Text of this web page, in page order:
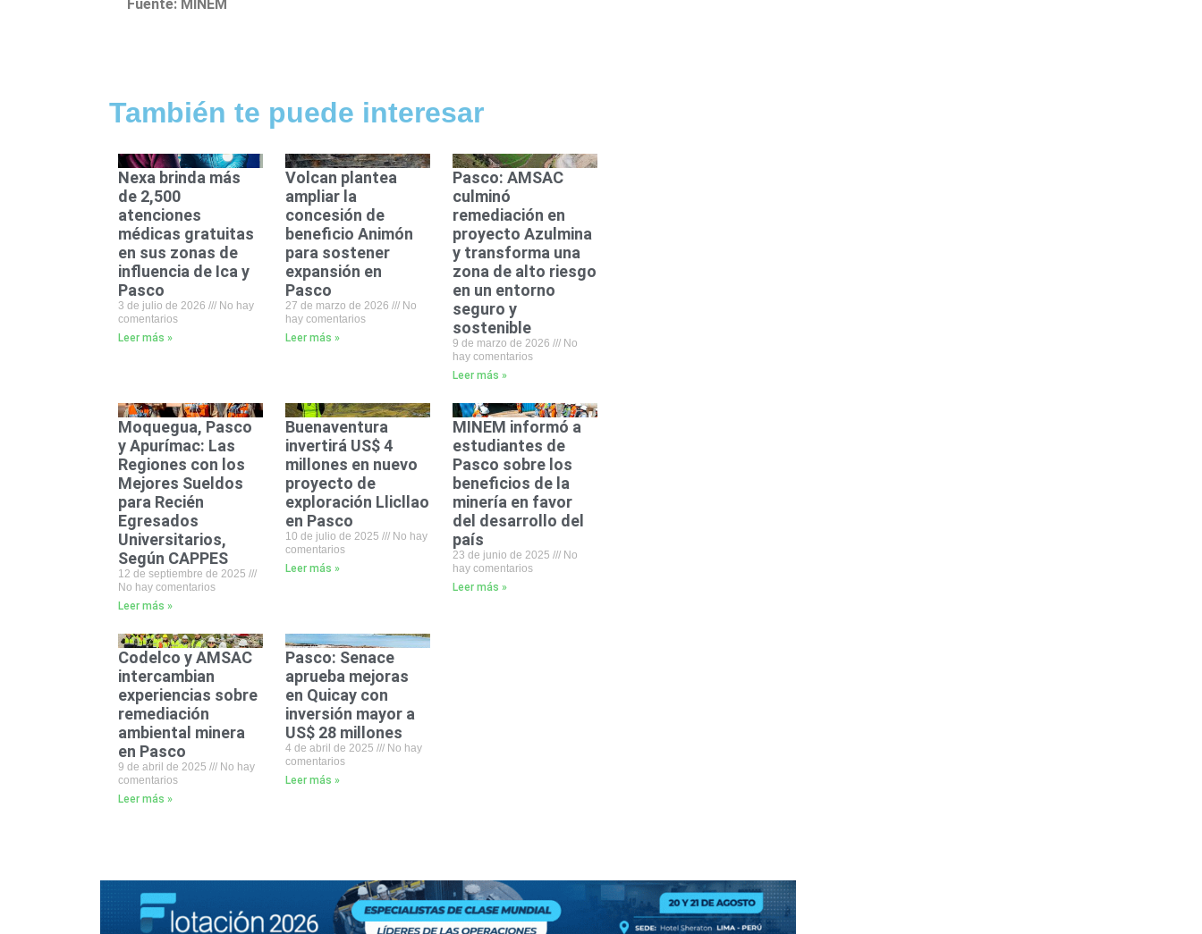
Fuente: MINEM
También te puede interesar
Nexa brinda más
de 2,500
atenciones
médicas gratuitas
en sus zonas de
influencia de Ica y
Pasco
3 de julio de 2026
No hay
comentarios
Leer más »
Volcan plantea
ampliar la
concesión de
beneficio Animón
para sostener
expansión en
Pasco
27 de marzo de 2026
No
hay comentarios
Leer más »
Pasco: AMSAC
culminó
remediación en
proyecto Azulmina
y transforma una
zona de alto riesgo
en un entorno
seguro y
sostenible
9 de marzo de 2026
No
hay comentarios
Leer más »
Moquegua, Pasco
y Apurímac: Las
Regiones con los
Mejores Sueldos
para Recién
Egresados
Universitarios,
Según CAPPES
12 de septiembre de 2025
No hay comentarios
Leer más »
Buenaventura
invertirá US$ 4
millones en nuevo
proyecto de
exploración Llicllao
en Pasco
10 de julio de 2025
No hay
comentarios
Leer más »
MINEM informó a
estudiantes de
Pasco sobre los
beneficios de la
minería en favor
del desarrollo del
país
23 de junio de 2025
No
hay comentarios
Leer más »
Codelco y AMSAC
intercambian
experiencias sobre
remediación
ambiental minera
en Pasco
9 de abril de 2025
No hay
comentarios
Leer más »
Pasco: Senace
aprueba mejoras
en Quicay con
inversión mayor a
US$ 28 millones
4 de abril de 2025
No hay
comentarios
Leer más »